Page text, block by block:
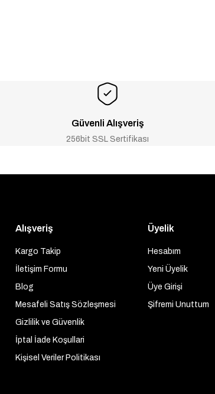
Güvenli Alışveriş
256bit SSL Sertifikası
Alışveriş
Kargo Takip
İletişim Formu
Blog
Mesafeli Satış Sözleşmesi
Gizlilik ve Güvenlik
İptal İade Koşullari
Kişisel Veriler Politikası
Üyelik
Hesabım
Yeni Üyelik
Üye Girişi
Şifremi Unuttum